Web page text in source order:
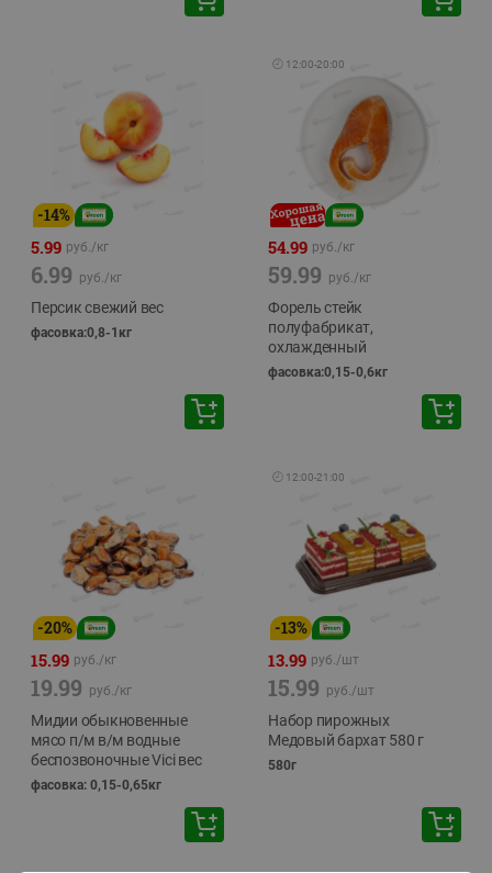
-14%
5.99 руб./кг
6.99 руб./кг
Персик свежий вес
фасовка:0,8-1кг
🕘 12:00-20:00
54.99 руб./кг
59.99 руб./кг
Форель стейк
полуфабрикат,
охлажденный
фасовка:0,15-0,6кг
-20%
15.99 руб./кг
19.99 руб./кг
Мидии обыкновенные
мясо п/м в/м водные
беспозвоночные Vici вес
фасовка: 0,15-0,65кг
🕘 12:00-21:00
-13%
13.99 руб./шт
15.99 руб./шт
Набор пирожных
Медовый бархат 580 г
580г